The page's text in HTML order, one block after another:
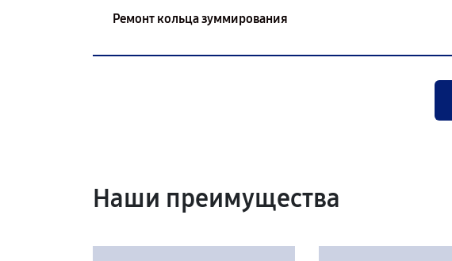
Ремонт кольца зуммирования
Наши преимущества